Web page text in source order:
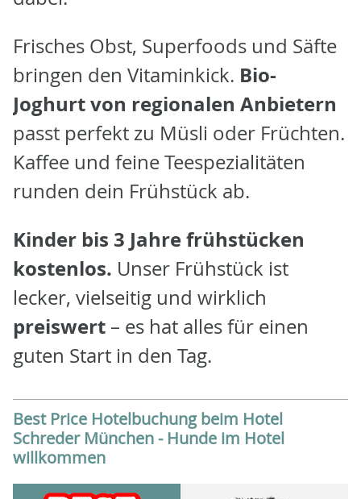
Frisches Obst, Superfoods und Säfte
bringen den Vitaminkick. Bio-
Joghurt von regionalen Anbietern
passt perfekt zu Müsli oder Früchten.
Kaffee und feine Teespezialitäten
runden dein Frühstück ab.
Kinder bis 3 Jahre frühstücken
kostenlos. Unser Frühstück ist
lecker, vielseitig und wirklich
preiswert – es hat alles für einen
guten Start in den Tag.
Best Price Hotelbuchung beim Hotel
Schreder München - Hunde im Hotel
willkommen